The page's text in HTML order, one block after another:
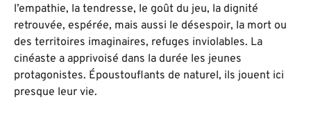
l’empathie, la tendresse, le goût du jeu, la dignité
retrouvée, espérée, mais aussi le désespoir, la mort ou
des territoires imaginaires, refuges inviolables. La
cinéaste a apprivoisé dans la durée les jeunes
protagonistes. Époustouflants de naturel, ils jouent ici
presque leur vie.